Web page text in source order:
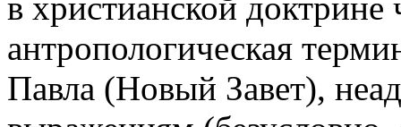
антропологическая
Павла (Новый Завет),